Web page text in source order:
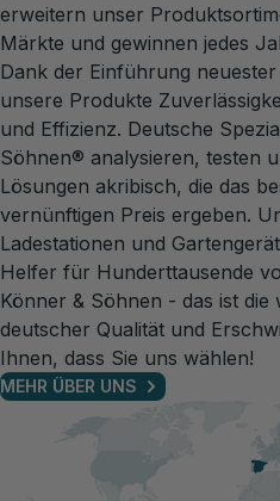
erweitern unser
Märkte und gewinnen jedes
Dank der Einführung
unsere Produkte
und Effizienz. Deutsche
Söhnen® analysieren, testen
Lösungen akribisch, die das
vernünftigen Preis ergeben.
Ladestationen und
Helfer für Hunderttausende
Könner & Söhnen - das ist
deutscher Qualität und
Ihnen, dass Sie uns wählen!
MEHR ÜBER UNS